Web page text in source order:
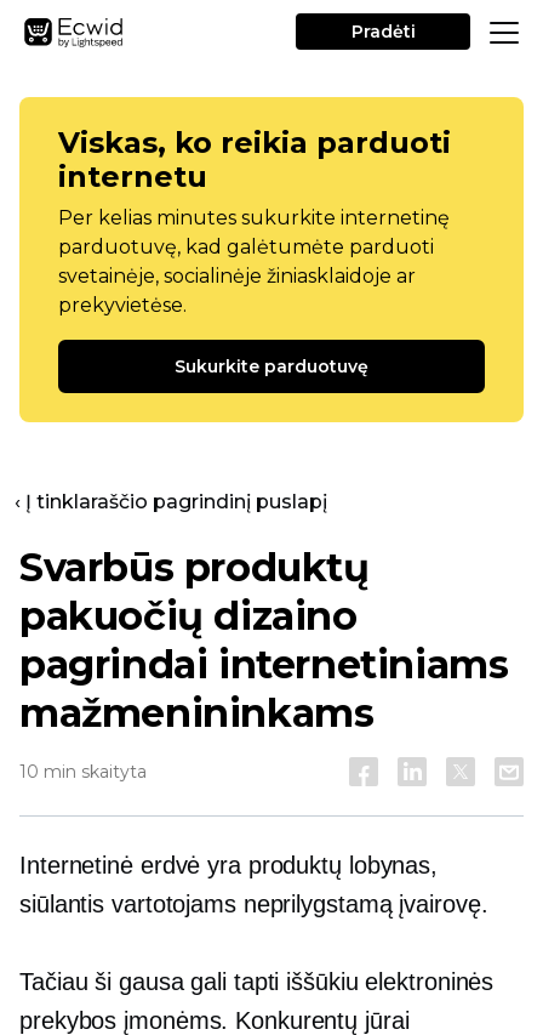
Pradėti
Viskas, ko reikia parduoti
internetu
Per kelias minutes sukurkite internetinę
parduotuvę, kad galėtumėte parduoti
svetainėje, socialinėje žiniasklaidoje ar
prekyvietėse.
Sukurkite parduotuvę
‹ Į tinklaraščio pagrindinį puslapį
Svarbūs produktų
pakuočių dizaino
pagrindai internetiniams
mažmenininkams
10 min skaityta
Internetinė erdvė yra produktų lobynas,
siūlantis vartotojams neprilygstamą įvairovę.
Tačiau ši gausa gali tapti iššūkiu elektroninės
prekybos įmonėms. Konkurentų jūrai